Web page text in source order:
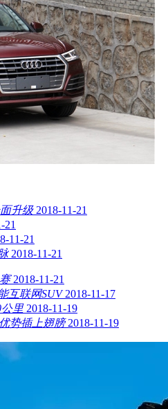
升级 2018-11-21
21
11-21
2018-11-21
2018-11-21
互联网SUV 2018-11-17
里 2018-11-19
势插上翅膀 2018-11-19